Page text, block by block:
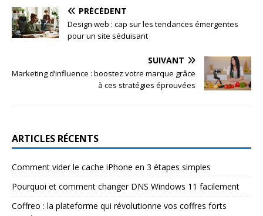
PRÉCÉDENT
Design web : cap sur les tendances émergentes
pour un site séduisant
SUIVANT
Marketing d’influence : boostez votre marque grâce
à ces stratégies éprouvées
ARTICLES RÉCENTS
Comment vider le cache iPhone en 3 étapes simples
Pourquoi et comment changer DNS Windows 11 facilement
Coffreo : la plateforme qui révolutionne vos coffres forts